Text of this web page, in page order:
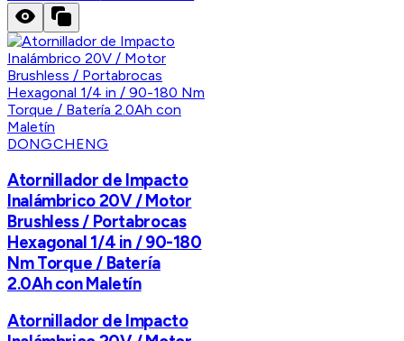
DONGCHENG
Atornillador de Impacto
Inalámbrico 20V / Motor
Brushless / Portabrocas
Hexagonal 1/4 in / 90-180
Nm Torque / Batería
2.0Ah con Maletín
Atornillador de Impacto